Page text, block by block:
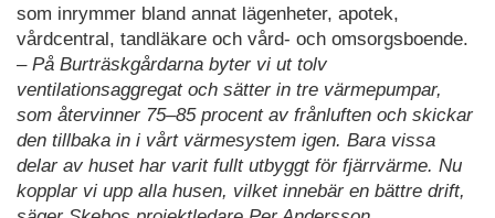
som inrymmer bland annat lägenheter, apotek,
vårdcentral, tandläkare och vård- och omsorgsboende.
– På Burträskgårdarna byter vi ut tolv
ventilationsaggregat och sätter in tre värmepumpar,
som återvinner 75–85 procent av frånluften och skickar
den tillbaka in i vårt värmesystem igen. Bara vissa
delar av huset har varit fullt utbyggt för fjärrvärme. Nu
kopplar vi upp alla husen, vilket innebär en bättre drift,